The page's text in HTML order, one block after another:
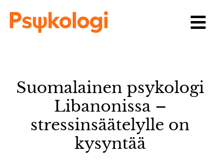
Suomalainen psykologi
Libanonissa –
stressinsäätelylle on
kysyntää